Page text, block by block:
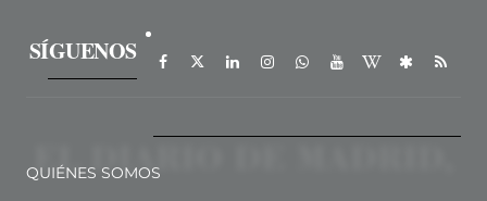
SÍGUENOS
QUIÉNES SOMOS